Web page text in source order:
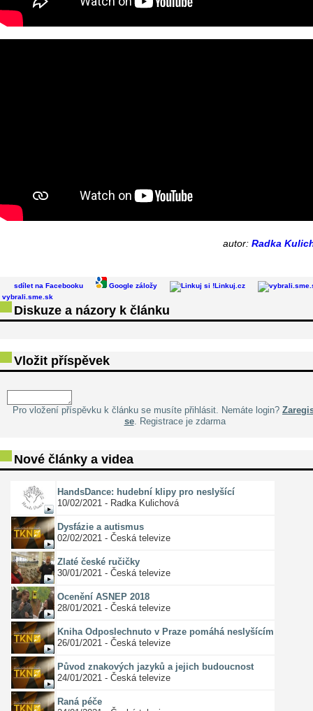
autor: Radka
sdílet na Facebooku Google záložy
Linkuj.cz
vybrali.sme.sk
Diskuze a názory k článku
Vložit příspěvek
Pro vložení příspěvku k článku se musíte přihlásit. Nemáte login?
se. Registrace je zdarma
Nové články a videa
HandsDance: hudební klipy pro neslyšící
10/02/2021 - Radka Kulichová
Dysfázie a autismus
02/02/2021 - Česká televize
Zlaté české ručičky
30/01/2021 - Česká televize
Ocenění ASNEP 2018
28/01/2021 - Česká televize
Kniha Odposlechnuto v Praze pomáhá neslyšícím
26/01/2021 - Česká televize
Původ znakových jazyků a jejich budoucnost
24/01/2021 - Česká televize
Raná péče